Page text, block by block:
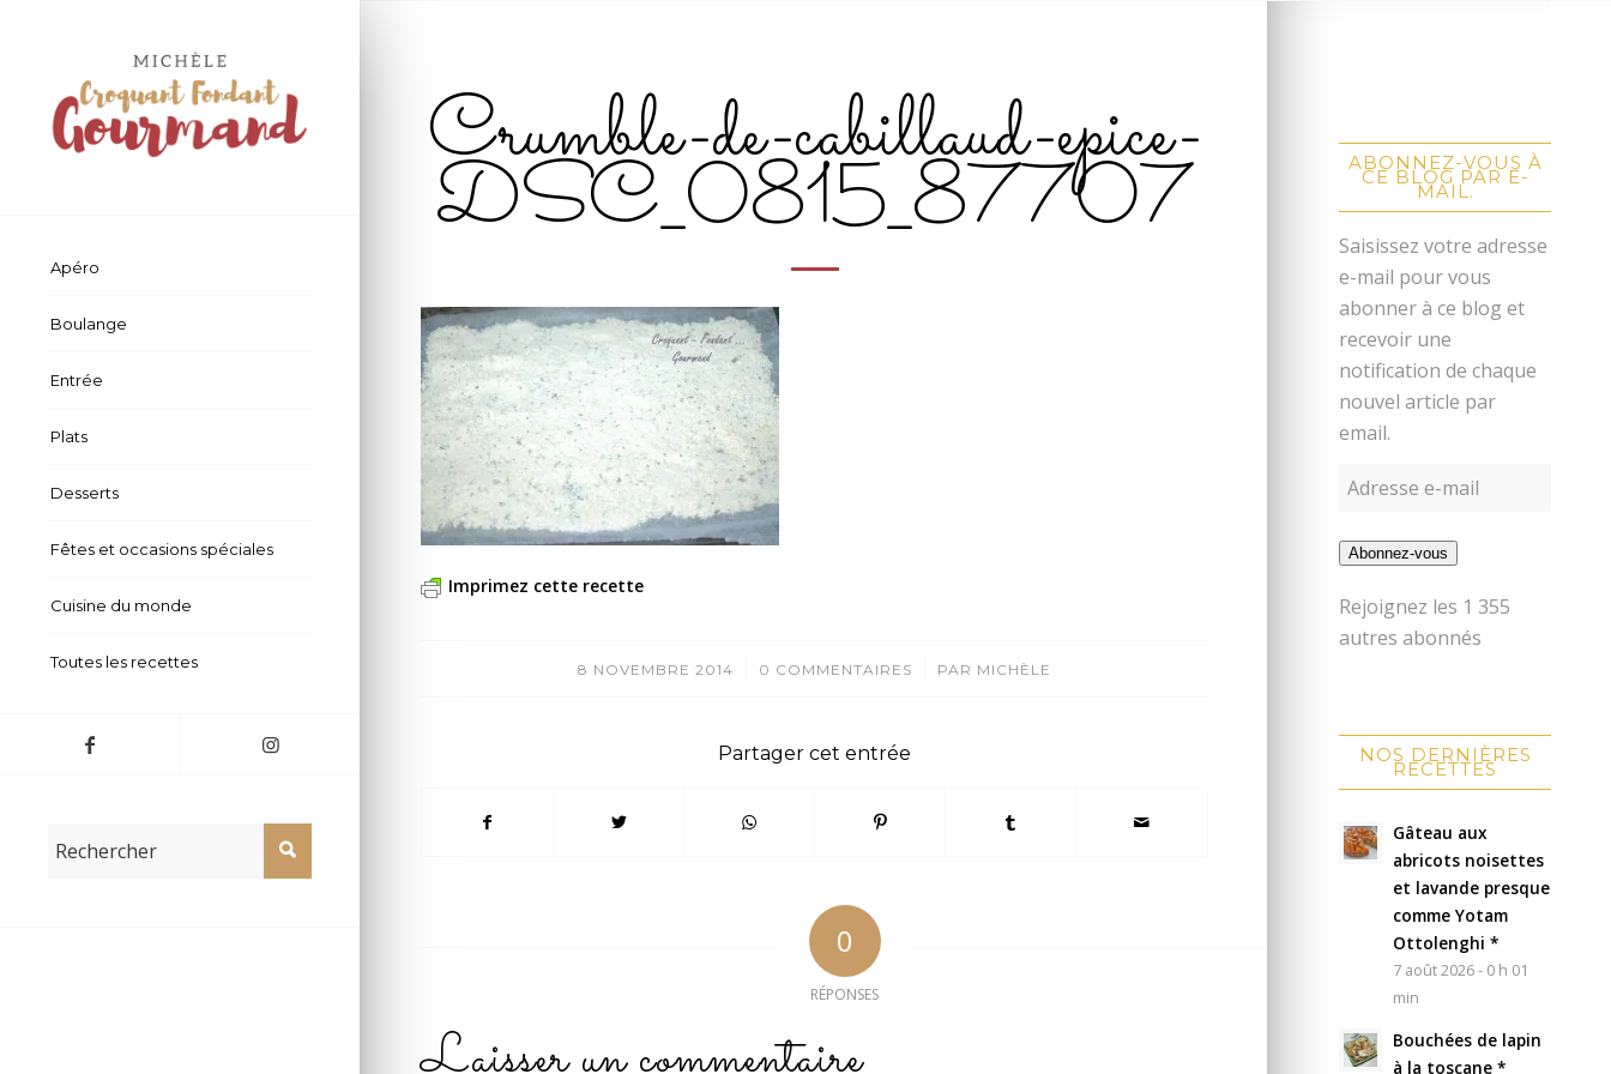
Apéro
Boulange
Entrée
Plats
Desserts
Fêtes et occasions spéciales
Cuisine du monde
Toutes les recettes
Crumble-de-cabillaud-epice-
DSC_0815_87707
Imprimez cette recette
8 NOVEMBRE 2014
/ 0 COMMENTAIRES
/ PAR MICHÈLE
Partager cet entrée
0
RÉPONSES
ABONNEZ-VOUS À
CE BLOG PAR E-
MAIL.
Saisissez votre adresse
e-mail pour vous
abonner à ce blog et
recevoir une
notification de chaque
nouvel article par
email.
Abonnez-vous
Rejoignez les 1 355
autres abonnés
NOS DERNIÈRES
RECETTES
Gâteau aux
abricots noisettes
et lavande presque
comme Yotam
Ottolenghi *
7 août 2026 - 0 h 01
min
Bouchées de lapin
à la toscane *